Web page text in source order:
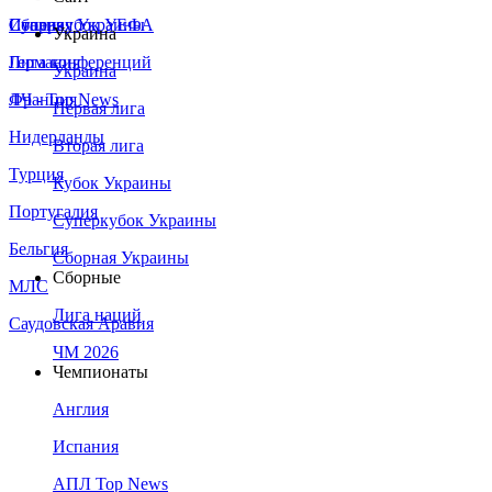
Сборная Украины
Италия
Германия
Франция
Нидерланды
Турция
Португалия
Бельгия
МЛС
Саудовская Аравия
Суперкубок УЕФА
Лига конференций
ЛЧ - Top News
Украина
Украина
Первая лига
Вторая лига
Кубок Украины
Суперкубок Украины
Сборная Украины
Сборные
Лига наций
ЧМ 2026
Чемпионаты
Англия
Испания
АПЛ Top News